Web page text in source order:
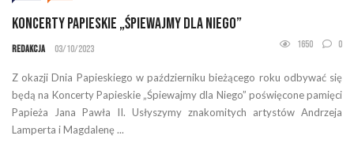
Koncerty Papieskie „Śpiewajmy dla Niego”
Redakcja 03/10/2023 1650 0
Z okazji Dnia Papieskiego w październiku bieżącego roku odbywać się
będą na Koncerty Papieskie „Śpiewajmy dla Niego” poświęcone pamięci
Papieża Jana Pawła II. Usłyszymy znakomitych artystów Andrzeja
Lamperta i Magdalenę ...